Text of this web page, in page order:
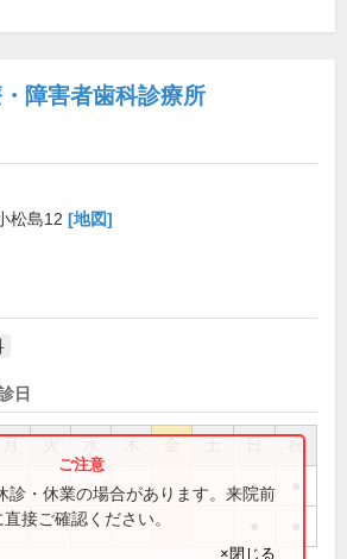
障害者歯科診療所
松島12 [地図]
日
祝
●
診・休業の場合があります。来院前
接ご確認ください。
×閉じる